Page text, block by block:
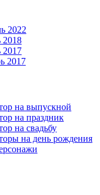
2022
2018
2017
2017
на выпускной
на праздник
на свадьбу
на день рождения